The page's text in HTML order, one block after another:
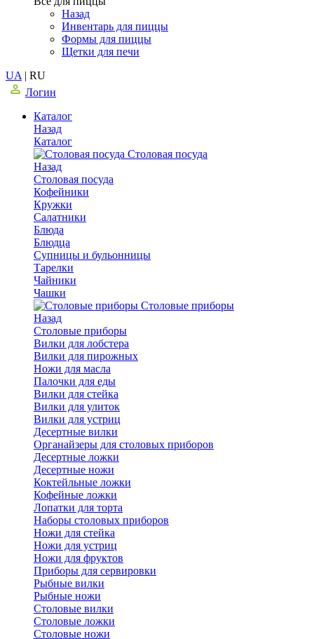
Назад
Инвентарь для пиццы
Формы для пиццы
Щетки для печи
UA | RU
Логин
Каталог
Назад
Каталог
Столовая посуда
Назад
Столовая посуда
Кофейники
Кружки
Салатники
Блюда
Блюдца
Супницы и бульонницы
Тарелки
Чайники
Чашки
Cтоловые приборы
Назад
Cтоловые приборы
Вилки для лобстера
Вилки для пирожных
Ножи для масла
Палочки для еды
Вилки для стейка
Вилки для улиток
Вилки для устриц
Десертные вилки
Органайзеры для столовых приборов
Десертные ложки
Десертные ножи
Коктейльные ложки
Кофейные ложки
Лопатки для торта
Наборы столовых приборов
Ножи для стейка
Ножи для устриц
Ножи для фруктов
Приборы для сервировки
Рыбные вилки
Рыбные ножи
Столовые вилки
Столовые ложки
Столовые ножи